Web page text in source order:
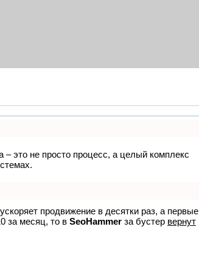
– это не просто процесс, а целый комплекс
продвижение в десятки раз, а первые
за месяц, то в SeoHammerза бустер вернут